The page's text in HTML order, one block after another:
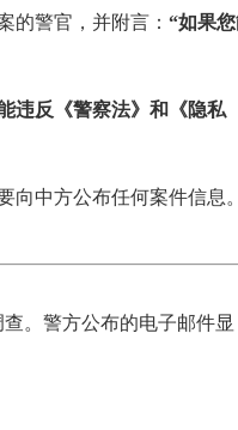
的警官，并附言： “如果
违反《警察法》和《隐私
中方公布任何案件信息。
。警方公布的电子邮件显